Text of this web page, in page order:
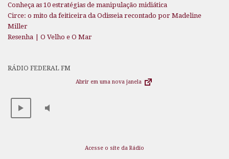
Conheça as 10 estratégias de manipulação midiática
Circe: o mito da feiticeira da Odisseia recontado por Madeline
Miller
Resenha | O Velho e O Mar
RÁDIO FEDERAL FM
Abrir em uma nova janela
Acesse o site da Rádio